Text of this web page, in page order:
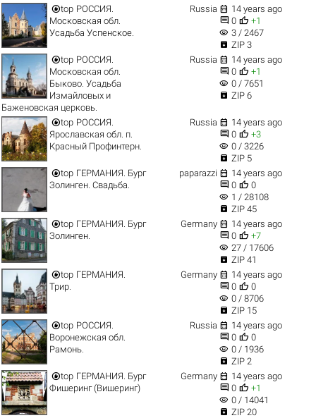
top РОССИЯ.
Московская обл.
Усадьба Успенское.
Russia  14 years ago
 0  +1
visibility 3 / 2467
 ZIP 3
top РОССИЯ.
Московская обл.
Быково. Усадьба
Измайловых и
Баженовская церковь.
Russia  14 years ago
 0  +1
visibility 0 / 7651
 ZIP 6
top РОССИЯ.
Ярославская обл. п.
Красный Профинтерн.
Russia  14 years ago
 0  +3
visibility 0 / 3226
 ZIP 5
top ГЕРМАНИЯ. Бург
Золинген. Свадьба.
paparazzi  14 years ago
 0  0
visibility 1 / 28108
 ZIP 45
top ГЕРМАНИЯ. Бург
Золинген.
Germany  14 years ago
 0  +7
visibility 27 / 17606
 ZIP 41
top ГЕРМАНИЯ.
Трир.
Germany  14 years ago
 0  0
visibility 0 / 8706
 ZIP 15
top РОССИЯ.
Воронежская обл.
Рамонь.
Russia  14 years ago
 0  0
visibility 0 / 1936
 ZIP 2
top ГЕРМАНИЯ. Бург
Фишеринг (Вишеринг)
Germany  14 years ago
 0  +1
visibility 0 / 14041
 ZIP 20